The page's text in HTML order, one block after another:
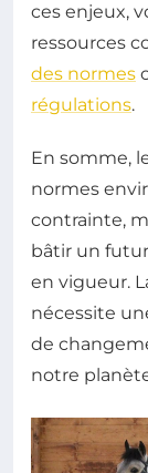
ces enjeux,
ressources
des normes
régulations.
En somme,
normes
contrainte,
bâtir un
en vigueur.
nécessite
de
notre